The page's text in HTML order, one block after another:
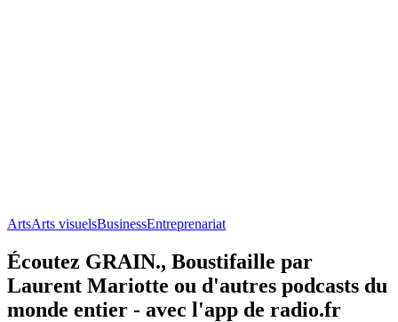
ArtsArts visuelsBusinessEntreprenariat
Écoutez GRAIN., Boustifaille par
Laurent Mariotte ou d'autres podcasts du
monde entier - avec l'app de radio.fr